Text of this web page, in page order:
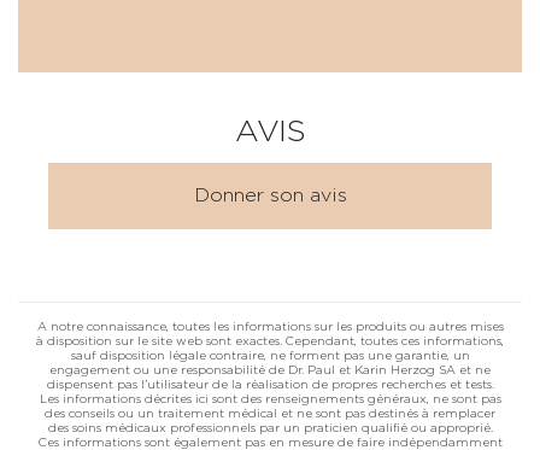
AVIS
Donner son avis
A notre connaissance, toutes les informations sur les produits ou autres mises
à disposition sur le site web sont exactes. Cependant, toutes ces informations,
sauf disposition légale contraire, ne forment pas une garantie, un
engagement ou une responsabilité de Dr. Paul et Karin Herzog SA et ne
dispensent pas l’utilisateur de la réalisation de propres recherches et tests.
Les informations décrites ici sont des renseignements généraux, ne sont pas
des conseils ou un traitement médical et ne sont pas destinés à remplacer
des soins médicaux professionnels par un praticien qualifié ou approprié.
Ces informations sont également pas en mesure de faire indépendamment